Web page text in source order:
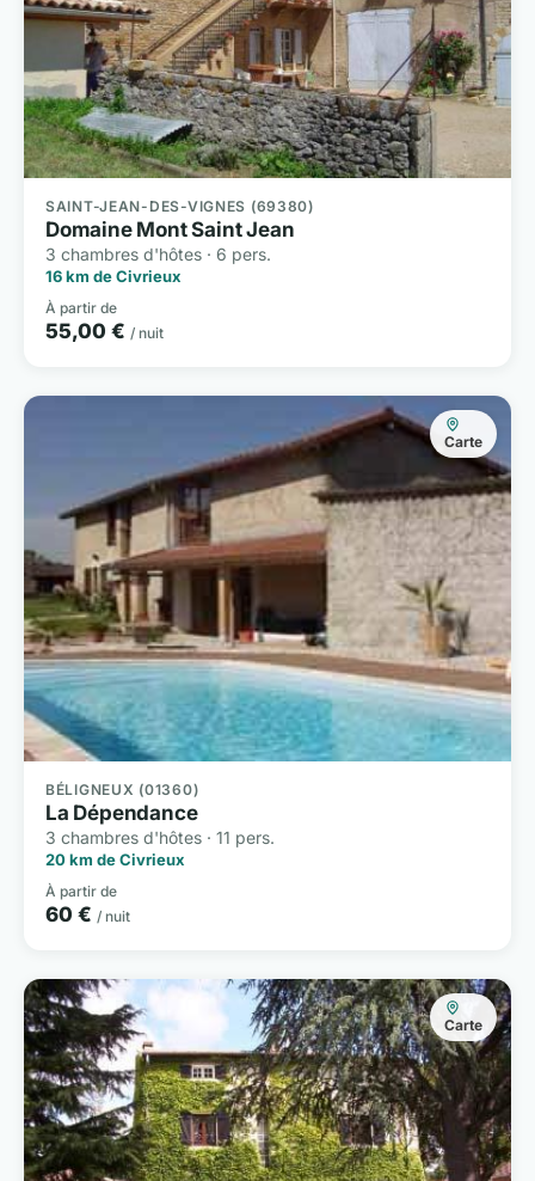
SAINT-JEAN-DES-VIGNES (69380)
Domaine Mont Saint Jean
3 chambres d'hôtes · 6 pers.
16 km de Civrieux
À partir de
55,00 € / nuit
Carte
BÉLIGNEUX (01360)
La Dépendance
3 chambres d'hôtes · 11 pers.
20 km de Civrieux
À partir de
60 € / nuit
Carte